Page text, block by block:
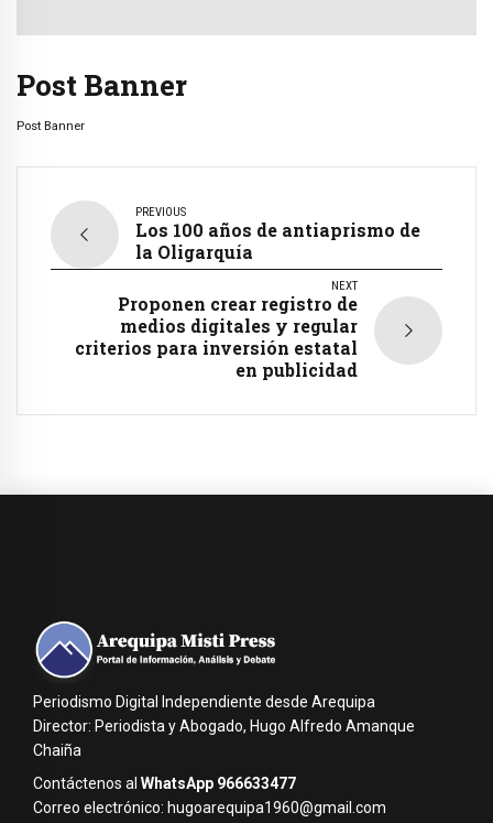
Post Banner
Post Banner
PREVIOUS
Los 100 años de antiaprismo de
la Oligarquía
NEXT
Proponen crear registro de
medios digitales y regular
criterios para inversión estatal
en publicidad
Periodismo Digital Independiente desde Arequipa
Director: Periodista y Abogado, Hugo Alfredo Amanque
Chaiña
Contáctenos al WhatsApp 966633477
Correo electrónico: hugoarequipa1960@gmail.com